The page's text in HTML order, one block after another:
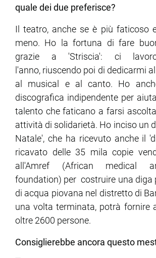
quale dei due preferisce?
Il teatro, anche se è più faticoso
meno. Ho la fortuna di fare
grazie a 'Striscia': ci
l'anno, riuscendo poi di dedicarmi
al musical e al canto. Ho
discografica indipendente per
talento che faticano a farsi
attività di solidarietà. Ho inciso un
Natale', che ha ricevuto anche il
ricavato delle 35 mila copie
all'Amref (African medical
foundation) per costruire una diga
di acqua piovana nel distretto di
una volta terminata, potrà fornire
oltre 2600 persone.
Consiglierebbe ancora questo